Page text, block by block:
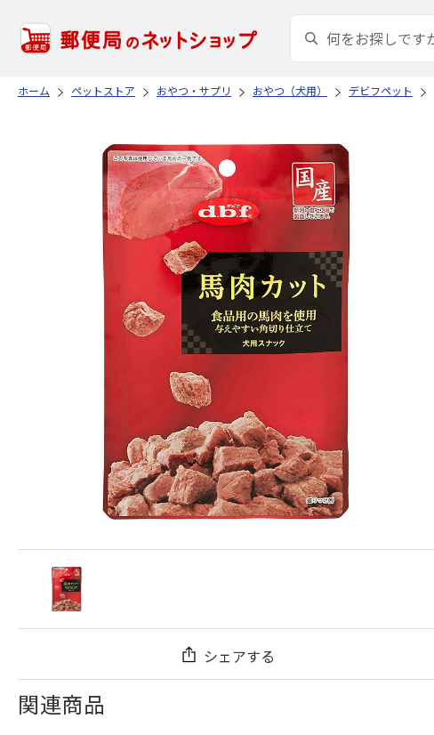
ホーム ペットストア おやつ・サプリ おやつ（犬用） デビフペット
シェアする
関連商品